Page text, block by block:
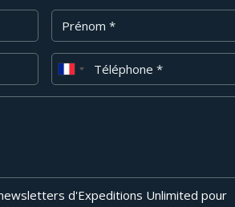
Prénom
Téléphone
d'Expeditions Unlimited pour